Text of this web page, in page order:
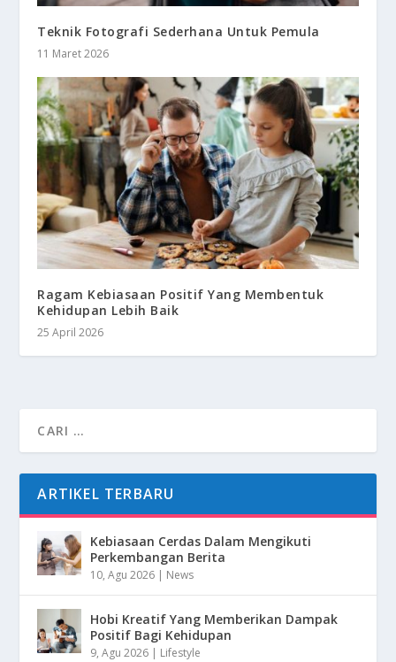
Teknik Fotografi Sederhana Untuk Pemula
11 Maret 2026
Ragam Kebiasaan Positif Yang Membentuk
Kehidupan Lebih Baik
25 April 2026
ARTIKEL TERBARU
Kebiasaan Cerdas Dalam Mengikuti
Perkembangan Berita
10, Agu 2026 News
Hobi Kreatif Yang Memberikan Dampak
Positif Bagi Kehidupan
9, Agu 2026 Lifestyle